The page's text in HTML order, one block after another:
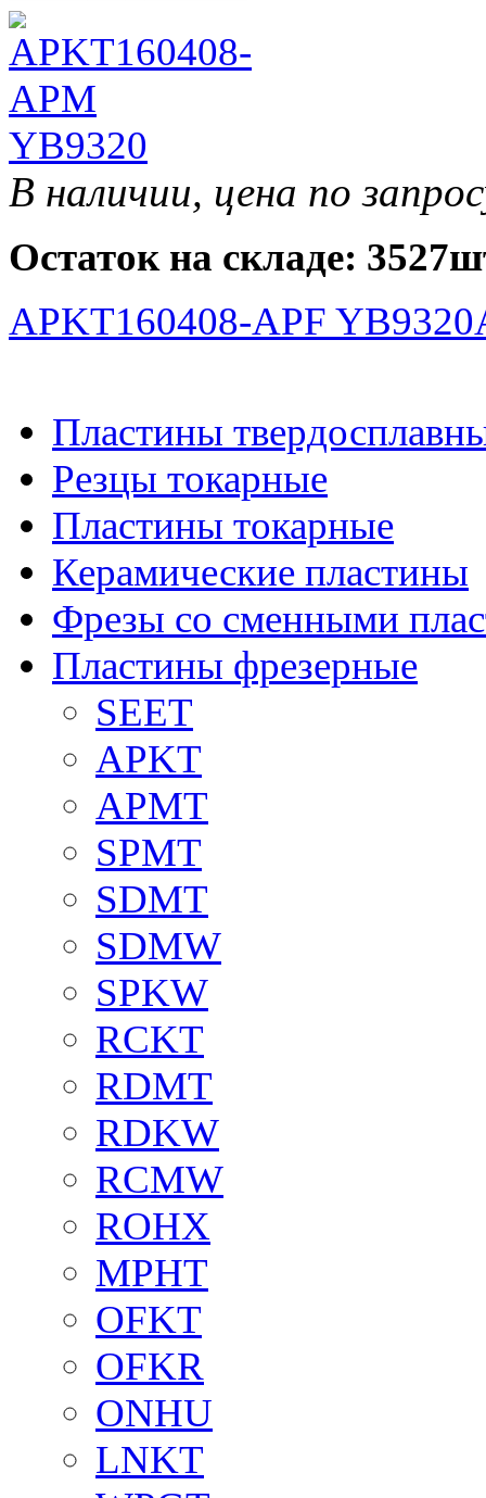
В наличии, цена по
Остаток на складе:
APKT160408-APF YB9320
Пластины
Резцы токарные
Пластины токарные
Керамические пластины
Фрезы со сменными
Пластины фрезерные
SEET
APKT
APMT
SPMT
SDMT
SDMW
SPKW
RCKT
RDMT
RDKW
RCMW
ROHX
MPHT
OFKT
OFKR
ONHU
LNKT